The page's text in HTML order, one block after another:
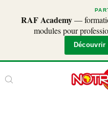
RAF Academy—
modules pour